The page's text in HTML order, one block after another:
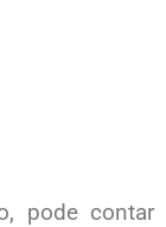
pode contar